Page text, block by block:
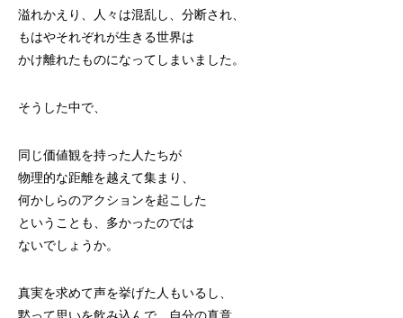
溢れかえり、人々は混乱し、分断され、
もはやそれぞれが生きる世界は
かけ離れたものになってしまいました。
そうした中で、
同じ価値観を持った人たちが
物理的な距離を越えて集まり、
何かしらのアクションを起こした
ということも、多かったのでは
ないでしょうか。
真実を求めて声を挙げた人もいるし、